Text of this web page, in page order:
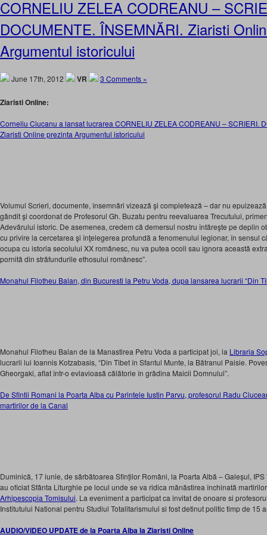
CORNELIU ZELEA CODREANU –
DOCUMENTE. ÎNSEMNĂRI. Ziaristi
Argumentul istoricului
June 17th, 2012 VR 3 Comments »
Ziaristi Online:
Corneliu Ciucanu a lansat lucrarea CORNELIU ZELEA CODREANU – SCRIERI.
Ziaristi Online prezinta Argumentul istoricului
Volumul Scrieri, documente, însemnări vizează şi completează – dar nu
gândit şi coordonat de Profesorul Gh. Buzatu pentru reevaluarea Trecutului,
Adevărului istoric. De asemenea, credem că demersul nostru întăreşte pe deplin
cu privire la cercetarea şi înţelegerea profundă a fenomenului legionar, în sensul
ocupa cu istoria secolului XX românesc, nu va putea ocoli sau ignora această
pornită din străfundurile ethosului românesc”.
Monahul Filotheu Balan, din Bucuresti la Petru Voda, dupa lansarea lucrarii “Din
Monahul Filotheu Balan de la Manastirea Petru Voda a participat joi, la Libraria
lucrarii lui Ioannis Kotzabasis, “Din Tibet în Sfantul Munte, la Bătranul Paisie.
Gheorgaki, aflat într-o evlavioasă călătorie în grădina Maicii Domnului”.
De Sfintii Romani la Poarta Alba cu Parintele Iustin Parvu, profesorul Radu
martirilor de la Canal
Duminică, 17 iunie, de sărbătoarea Sfinților Români, la Poarta Albă – Galeșul,
au oficiat Sfânta Liturghie pe locul unde se va ridica mănăstirea închinată
Arhipescopia Tomisului. La eveniment a participat ca invitat de onoare si
Institutului National pentru Studiul Totalitarismului si fost detinut politic timp de 15
AUDIO/VIDEO UPDATE de la Poarta Alba la Ziaristi Online